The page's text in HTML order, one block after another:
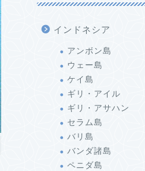
インドネシア
アンボン島
ウェー島
ケイ島
ギリ・アイル
ギリ・アサハン
セラム島
バリ島
バンダ諸島
ペニダ島